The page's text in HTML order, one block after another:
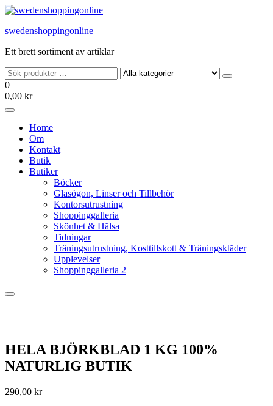
Hoppa
innehållet
swedenshoppingonline
Ett brett sortiment av artiklar
0
0,00 kr
Home
Om
Kontakt
Butik
Butiker
Böcker
Glasögon, Linser och Tillbehör
Kontorsutrustning
Shoppinggalleria
Skönhet & Hälsa
Tidningar
Träningsutrustning, Kosttillskott & Träningskläder
Upplevelser
Shoppinggalleria 2
HELA BJÖRKBLAD 1 KG 100%
NATURLIG BUTIK
290,00 kr